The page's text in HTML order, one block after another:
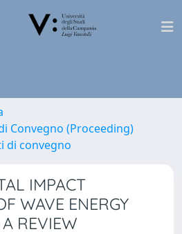
Convegno (Proceeding)
di convegno
IMPACT
WAVE ENERGY
REVIEW